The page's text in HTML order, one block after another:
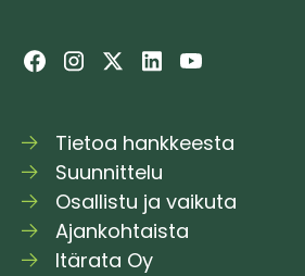
Tietoa hankkeesta
Suunnittelu
Osallistu ja vaikuta
Ajankohtaista
Itärata Oy